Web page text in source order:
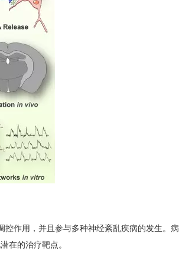
作用，并且参与多种神经紊乱疾病的发生。病
在的治疗靶点。